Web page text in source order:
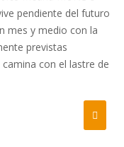
pendiente del futuro
mes y medio con la
previstas
con el lastre de